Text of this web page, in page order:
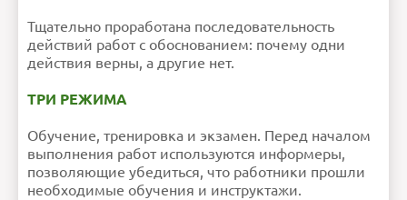
Тщательно проработана последовательность
действий работ с обоснованием: почему одни
действия верны, а другие нет.
ТРИ РЕЖИМА
Обучение, тренировка и экзамен. Перед началом
выполнения работ используются информеры,
позволяющие убедиться, что работники прошли
необходимые обучения и инструктажи.